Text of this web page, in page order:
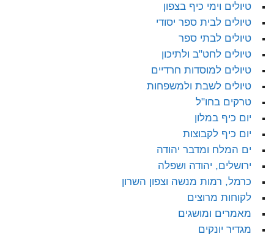
טיולים וימי כיף בצפון
טיולים לבית ספר יסודי
טיולים לבתי ספר
טיולים לחט"ב ולתיכון
טיולים למוסדות חרדיים
טיולים לשבת ולמשפחות
טרקים בחו"ל
יום כיף במלון
יום כיף לקבוצות
ים המלח ומדבר יהודה
ירושלים, יהודה ושפלה
כרמל, רמות מנשה וצפון השרון
לקוחות מרוצים
מאמרים ומושגים
מגדיר יונקים